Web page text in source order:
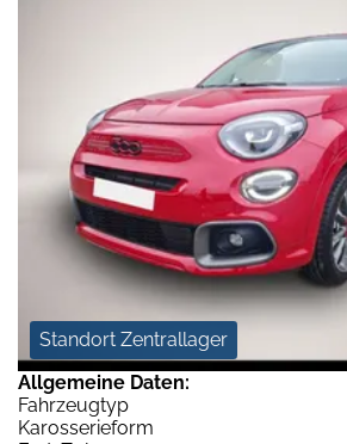
Standort Zentrallager
Allgemeine Daten:
Fahrzeugtyp
Karosserieform